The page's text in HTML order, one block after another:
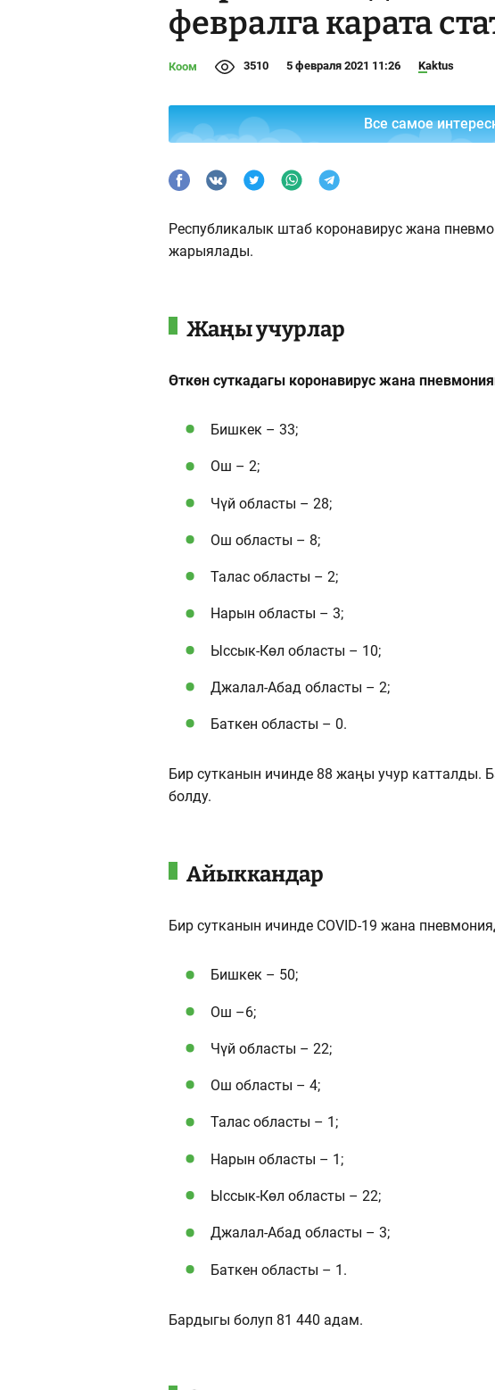
февралга карата
Коом 3510 5 февраля 2021 11:26 Kaktus
Все самое
Республикалык штаб коронавирус жана
жарыялады.
Жаңы учурлар
Өткөн суткадагы коронавирус жана
Бишкек – 33;
Ош – 2;
Чүй областы – 28;
Ош областы – 8;
Талас областы – 2;
Нарын областы – 3;
Ыссык-Көл областы – 10;
Джалал-Абад областы – 2;
Баткен областы – 0.
Бир сутканын ичинде 88 жаңы учур катталды.
болду.
Айыккандар
Бир сутканын ичинде COVID-19 жана
Бишкек – 50;
Ош –6;
Чүй областы – 22;
Ош областы – 4;
Талас областы – 1;
Нарын областы – 1;
Ыссык-Көл областы – 22;
Джалал-Абад областы – 3;
Баткен областы – 1.
Бардыгы болуп 81 440 адам.